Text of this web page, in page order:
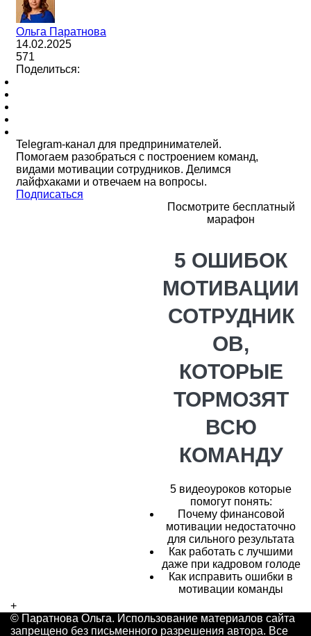
Ольга Паратнова
14.02.2025
571
Поделиться:
Telegram-канал для предпринимателей.
Помогаем разобраться с построением команд,
видами мотивации сотрудников. Делимся
лайфхаками и отвечаем на вопросы.
Подписаться
Посмотрите бесплатный
марафон
5 ОШИБОК
МОТИВАЦИИ
СОТРУДНИК
ОВ,
КОТОРЫЕ
ТОРМОЗЯТ
ВСЮ
КОМАНДУ
5 видеоуроков которые
помогут понять:
Почему финансовой
мотивации недостаточно
для сильного результата
Как работать с лучшими
даже при кадровом голоде
Как исправить ошибки в
мотивации команды
+
© Паратнова Ольга. Использование материалов сайта
запрещено без письменного разрешения автора. Все